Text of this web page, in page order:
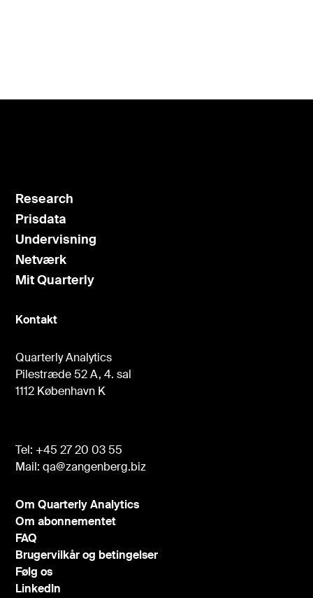
Research
Prisdata
Undervisning
Netværk
Mit Quarterly
Kontakt
Quarterly Analytics
Pilestræde 52 A, 4. sal
1112 København K
Tel: +45 27 20 03 55
Mail:qa@zangenberg.biz
Om Quarterly Analytics
Om abonnementet
FAQ
Brugervilkår og betingelser
Følg os
LinkedIn